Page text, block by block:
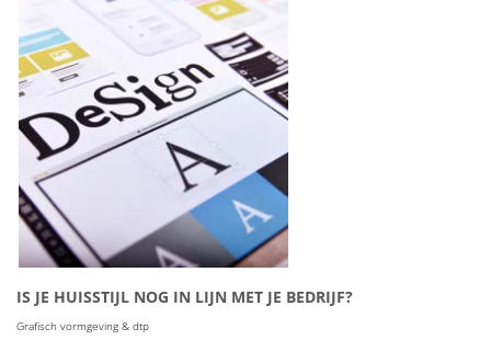
IS JE HUISSTIJL NOG IN LIJN MET JE BEDRIJF?
Grafisch vormgeving & dtp